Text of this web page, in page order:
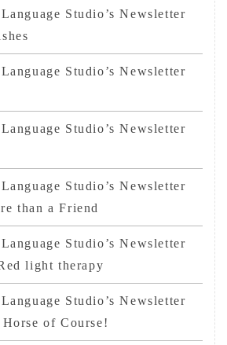
Studio’s Newsletter
Studio’s Newsletter
Studio’s Newsletter
Studio’s Newsletter
than a Friend
Studio’s Newsletter
light therapy
Studio’s Newsletter
of Course!